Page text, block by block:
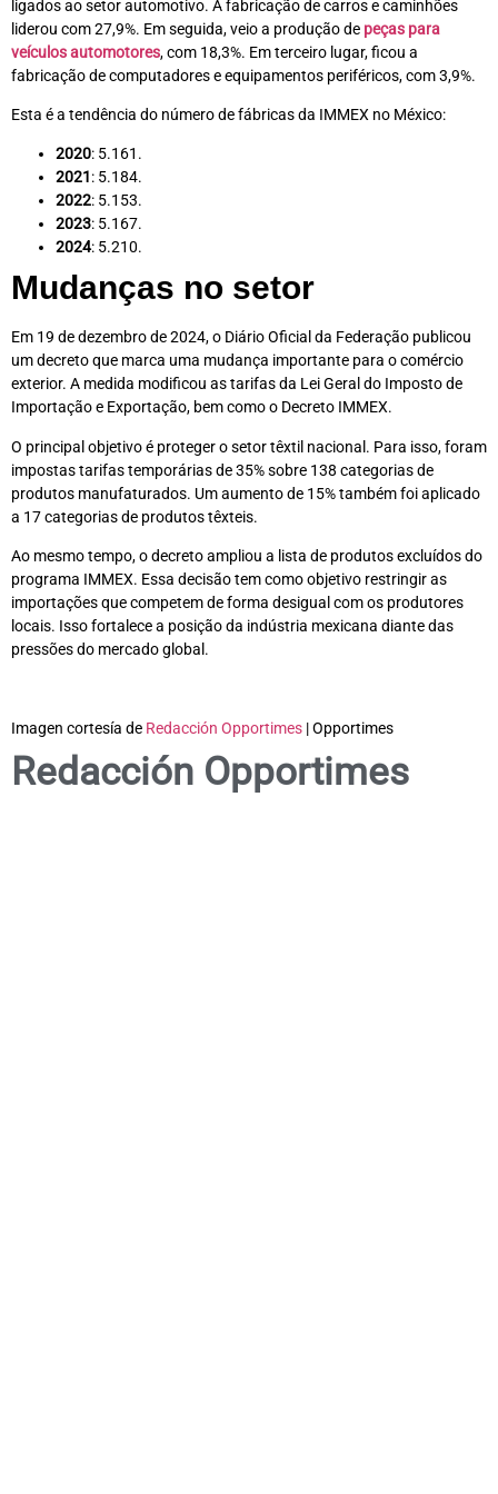
ligados ao setor automotivo. A fabricação de carros e caminhões
liderou com 27,9%. Em seguida, veio a produção de peças para
veículos automotores, com 18,3%. Em terceiro lugar, ficou a
fabricação de computadores e equipamentos periféricos, com 3,9%.
Esta é a tendência do número de fábricas da IMMEX no México:
2020: 5.161.
2021: 5.184.
2022: 5.153.
2023: 5.167.
2024: 5.210.
Mudanças no setor
Em 19 de dezembro de 2024, o Diário Oficial da Federação publicou
um decreto que marca uma mudança importante para o comércio
exterior. A medida modificou as tarifas da Lei Geral do Imposto de
Importação e Exportação, bem como o Decreto IMMEX.
O principal objetivo é proteger o setor têxtil nacional. Para isso, foram
impostas tarifas temporárias de 35% sobre 138 categorias de
produtos manufaturados. Um aumento de 15% também foi aplicado
a 17 categorias de produtos têxteis.
Ao mesmo tempo, o decreto ampliou a lista de produtos excluídos do
programa IMMEX. Essa decisão tem como objetivo restringir as
importações que competem de forma desigual com os produtores
locais. Isso fortalece a posição da indústria mexicana diante das
pressões do mercado global.
Imagen cortesía de Redacción Opportimes | Opportimes
Redacción Opportimes